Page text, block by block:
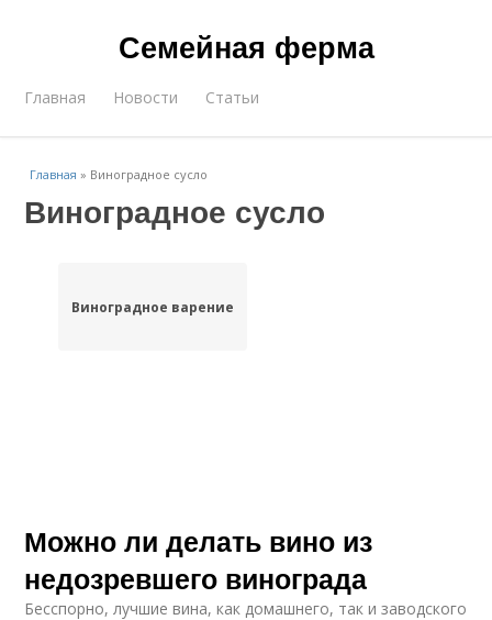
Семейная ферма
Главная Новости Статьи
Главная » Виноградное сусло
Виноградное сусло
Виноградное варение
Можно ли делать вино из
недозревшего винограда
Бесспорно, лучшие вина, как домашнего, так и заводского